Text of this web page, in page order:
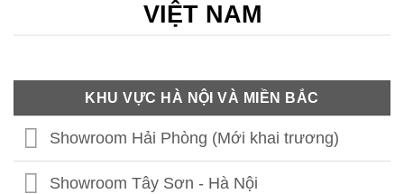
VIỆT NAM
KHU VỰC HÀ NỘI VÀ MIỀN BẮC
Showroom Hải Phòng (Mới khai trương)
Showroom Tây Sơn - Hà Nội